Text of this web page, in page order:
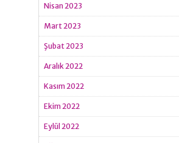
Nisan 2023
Mart 2023
Şubat 2023
Aralık 2022
Kasım 2022
Ekim 2022
Eylül 2022